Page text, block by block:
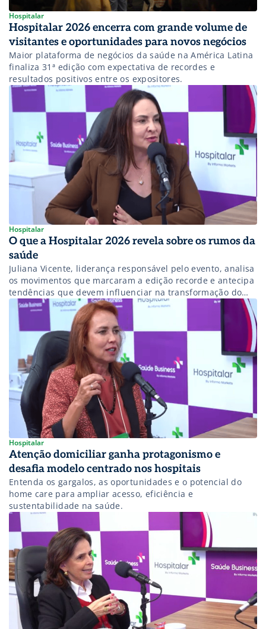
Hospitalar
Hospitalar 2026 encerra com grande volume de
visitantes e oportunidades para novos negócios
Maior plataforma de negócios da saúde na América Latina
finaliza 31ª edição com expectativa de recordes e
resultados positivos entre os expositores.
Hospitalar
O que a Hospitalar 2026 revela sobre os rumos da
saúde
Juliana Vicente, liderança responsável pelo evento, analisa
os movimentos que marcaram a edição recorde e antecipa
tendências que devem influenciar na transformação do
setor.
Hospitalar
Atenção domiciliar ganha protagonismo e
desafia modelo centrado nos hospitais
Entenda os gargalos, as oportunidades e o potencial do
home care para ampliar acesso, eficiência e
sustentabilidade na saúde.